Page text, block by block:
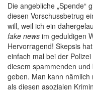
Die angebliche „Spende“
diesen Vorschussbetrug
will, weil ich ein
fake news im geduldigen
Hervorragend! Skepsis
einfach mal bei der
diesem spammenden
geben. Man kann
als diesen asozialen